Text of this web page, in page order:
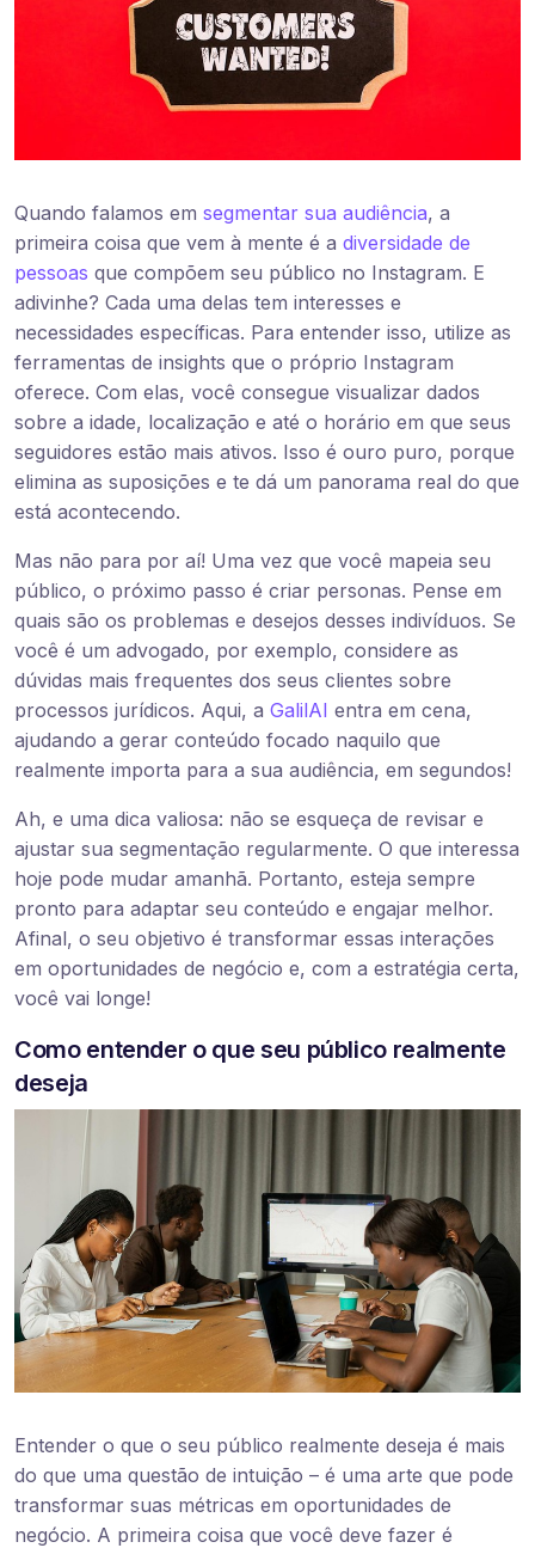
Quando falamos em segmentar sua audiência, a
primeira coisa que vem à mente é a diversidade de
pessoas que compõem seu público no Instagram. E
adivinhe? Cada uma delas tem interesses e
necessidades específicas. Para entender isso, utilize as
ferramentas de insights que o próprio Instagram
oferece. Com elas, você consegue visualizar dados
sobre a idade, localização e até o horário em que seus
seguidores estão mais ativos. Isso é ouro puro, porque
elimina as suposições e te dá um panorama real do que
está acontecendo.
Mas não para por aí! Uma vez que você mapeia seu
público, o próximo passo é criar personas. Pense em
quais são os problemas e desejos desses indivíduos. Se
você é um advogado, por exemplo, considere as
dúvidas mais frequentes dos seus clientes sobre
processos jurídicos. Aqui, a GalilAI entra em cena,
ajudando a gerar conteúdo focado naquilo que
realmente importa para a sua audiência, em segundos!
Ah, e uma dica valiosa: não se esqueça de revisar e
ajustar sua segmentação regularmente. O que interessa
hoje pode mudar amanhã. Portanto, esteja sempre
pronto para adaptar seu conteúdo e engajar melhor.
Afinal, o seu objetivo é transformar essas interações
em oportunidades de negócio e, com a estratégia certa,
você vai longe!
Como entender o que seu público realmente
deseja
Entender o que o seu público realmente deseja é mais
do que uma questão de intuição – é uma arte que pode
transformar suas métricas em oportunidades de
negócio. A primeira coisa que você deve fazer é